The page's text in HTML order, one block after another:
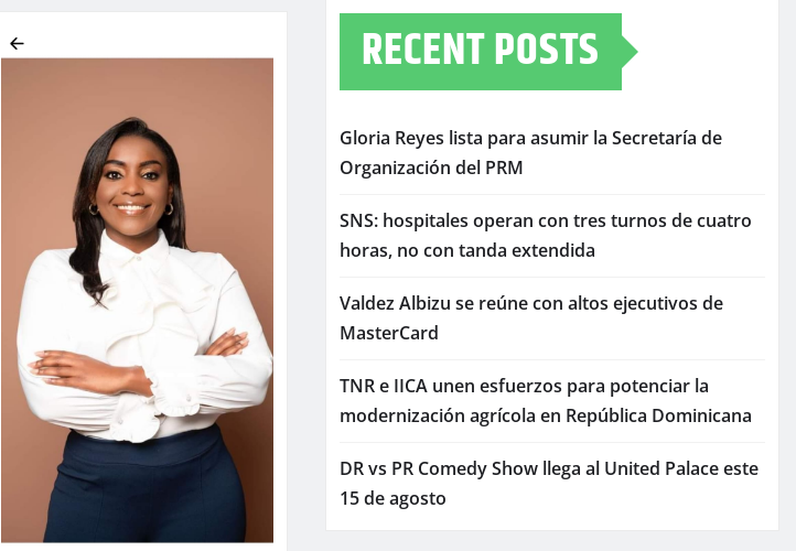
RECENT POSTS
Gloria Reyes lista para asumir la Secretaría de
Organización del PRM
SNS: hospitales operan con tres turnos de cuatro
horas, no con tanda extendida
Valdez Albizu se reúne con altos ejecutivos de
MasterCard
TNR e IICA unen esfuerzos para potenciar la
modernización agrícola en República Dominicana
DR vs PR Comedy Show llega al United Palace este
15 de agosto